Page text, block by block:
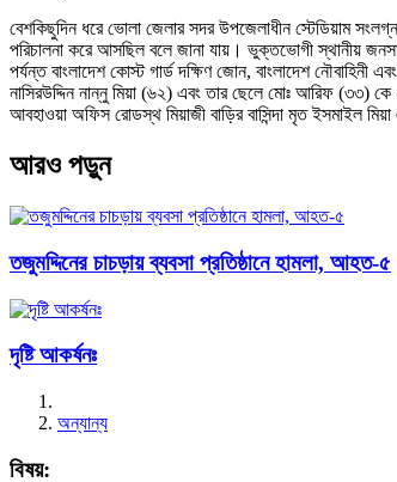
বেশকিছুদিন ধরে ভোলা জেলার সদর উপজেলাধীন স্টেডিয়াম
পরিচালনা করে আসছিল বলে জানা যায়। ভুক্তভোগী স্থানীয়
পর্যন্ত বাংলাদেশ কোস্ট গার্ড দক্ষিণ জোন, বাংলাদেশ
নাসিরউদ্দিন নান্নু মিয়া (৬২) এবং তার ছেলে মোঃ আরিফ (৩৩)
আবহাওয়া অফিস রোডস্থ মিয়াজী বাড়ির বাসিন্দা মৃত ইসমাইল
আরও পড়ুন
তজুমদ্দিনের চাচড়ায় ব্যবসা প্রতিষ্ঠানে হামলা, আহত-৫
দৃষ্টি আকর্ষনঃ
অন্যান্য
বিষয়: